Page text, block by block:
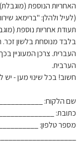
האחריות הנוספת
(לעיל ולהלן: "ברימאג
תעודת אחריות נוספת
בלבד מנוסחת בלשון זכר.
העברית. צרכן המעוניין
הערבית.
חשוב! בכל שינוי מען - יש
שם הלקוח:
כתובת:
מספר טלפון: